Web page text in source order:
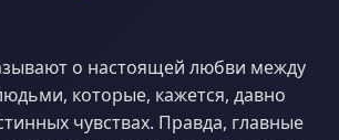
о настоящей любви между
которые, кажется, давно
чувствах. Правда, главные